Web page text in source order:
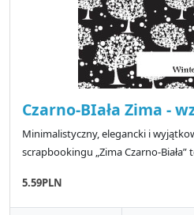
Czarno-BIała Zima -
Minimalistyczny, elegancki i
scrapbookingu „Zima Czarno-Biała”
5.59PLN